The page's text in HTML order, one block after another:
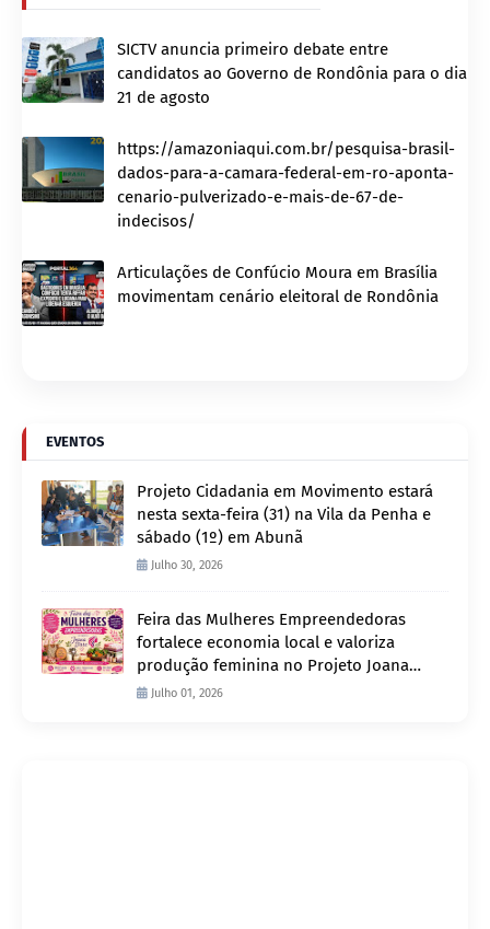
SICTV anuncia primeiro debate entre
candidatos ao Governo de Rondônia para o dia
21 de agosto
https://amazoniaqui.com.br/pesquisa-brasil-
dados-para-a-camara-federal-em-ro-aponta-
cenario-pulverizado-e-mais-de-67-de-
indecisos/
Articulações de Confúcio Moura em Brasília
movimentam cenário eleitoral de Rondônia
EVENTOS
Projeto Cidadania em Movimento estará
nesta sexta-feira (31) na Vila da Penha e
sábado (1º) em Abunã
Julho 30, 2026
Feira das Mulheres Empreendedoras
fortalece economia local e valoriza
produção feminina no Projeto Joana
D’Arc
Julho 01, 2026